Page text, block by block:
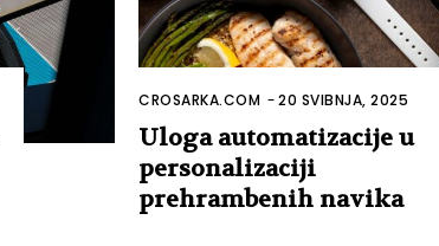
CROSARKA.COM -20 SVIBNJA, 2025
Uloga automatizacije u
personalizaciji
prehrambenih navika